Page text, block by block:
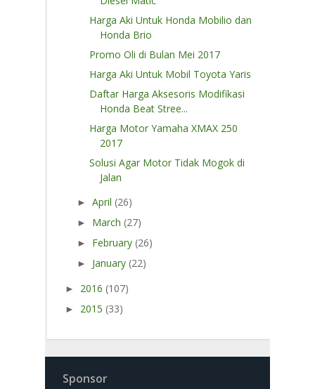
Harga Aki Untuk Honda Mobilio dan
Honda Brio
Promo Oli di Bulan Mei 2017
Harga Aki Untuk Mobil Toyota Yaris
Daftar Harga Aksesoris Modifikasi
Honda Beat Stree...
Harga Motor Yamaha XMAX 250
2017
Solusi Agar Motor Tidak Mogok di
Jalan
► April (26)
► March (27)
► February (26)
► January (22)
► 2016 (107)
► 2015 (33)
Sponsor